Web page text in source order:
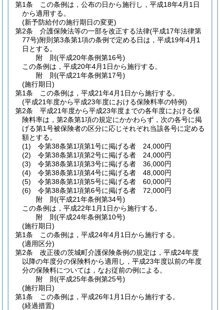
第1条
この条例は，公布の日から施行し，平成18年4月1日
から適用する。
(新予防給付の施行期日の変更)
第2条
介護保険法等の一部を改正する法律(平成17年法律第
77号)附則第3条第1項の条例で定める日は，平成19年4月1
日とする。
附 則(平成20年条例第16号)
この条例は，平成20年4月1日から施行する。
附 則(平成21年条例第17号)
(施行期日)
第1条
この条例は，平成21年4月1日から施行する。
(平成21年度から平成23年度における保険料率の特例)
第2条
平成21年度から平成23年度までの各年度における保
険料率は，第2条第1項の規定にかかわらず，次の各号に掲
げる第1号被保険者の区分に応じそれぞれ当該各号に定める
額とする。
(1)
令第38条第1項第1号に掲げる者 24,000円
(2)
令第38条第1項第2号に掲げる者 24,000円
(3)
令第38条第1項第3号に掲げる者 36,000円
(4)
令第38条第1項第4号に掲げる者 48,000円
(5)
令第38条第1項第5号に掲げる者 60,000円
(6)
令第38条第1項第6号に掲げる者 72,000円
附 則(平成21年条例第34号)
この条例は，平成22年1月1日から施行する。
附 則(平成24年条例第10号)
(施行期日)
第1条
この条例は，平成24年4月1日から施行する。
(適用区分)
第2条
改正後の茨城町介護保険条例の規定は，平成24年度
以降の年度分の保険料から適用し，平成23年度以前の年度
分の保険料については，なお従前の例による。
附 則(平成25年条例第25号)
(施行期日)
第1条
この条例は，平成26年1月1日から施行する。
(経過措置)